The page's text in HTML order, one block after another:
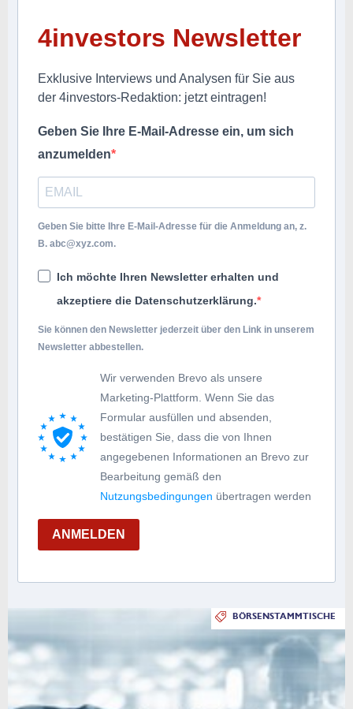
4investors Newsletter
Exklusive Interviews und Analysen für Sie aus
der 4investors-Redaktion: jetzt eintragen!
Geben Sie Ihre E-Mail-Adresse ein, um sich
anzumelden
Geben Sie bitte Ihre E-Mail-Adresse für die Anmeldung an, z.
B. abc@xyz.com.
Ich möchte Ihren Newsletter erhalten und
akzeptiere die Datenschutzerklärung.
Sie können den Newsletter jederzeit über den Link in unserem
Newsletter abbestellen.
Wir verwenden Brevo als unsere
Marketing-Plattform. Wenn Sie das
Formular ausfüllen und absenden,
bestätigen Sie, dass die von Ihnen
angegebenen Informationen an Brevo zur
Bearbeitung gemäß den
Nutzungsbedingungen übertragen werden
ANMELDEN
BÖRSENSTAMMTISCHE